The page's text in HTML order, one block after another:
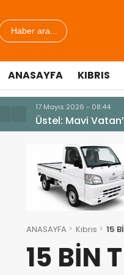
Haber ara...
ANASAYFA KIBRIS
7 Ağustos 2026 - 12:36
ÜSTEL: “ERENKÖY
ANASAYFA Kıbrıs 15
15 BİN